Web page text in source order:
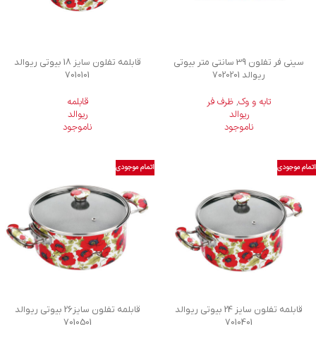
سینی فر تفلون 39 سانتی متر بیوتی
ریوالد 7020201
تابه و وک, ظرف فر
ریوالد
ناموجود
قابلمه تفلون سایز 18 بیوتی ریوالد
7010101
قابلمه
ریوالد
ناموجود
اتمام موجودی
قابلمه تفلون سایز 24 بیوتی ریوالد
7010401
اتمام موجودی
قابلمه تفلون سایز26 بیوتی ریوالد
7010501